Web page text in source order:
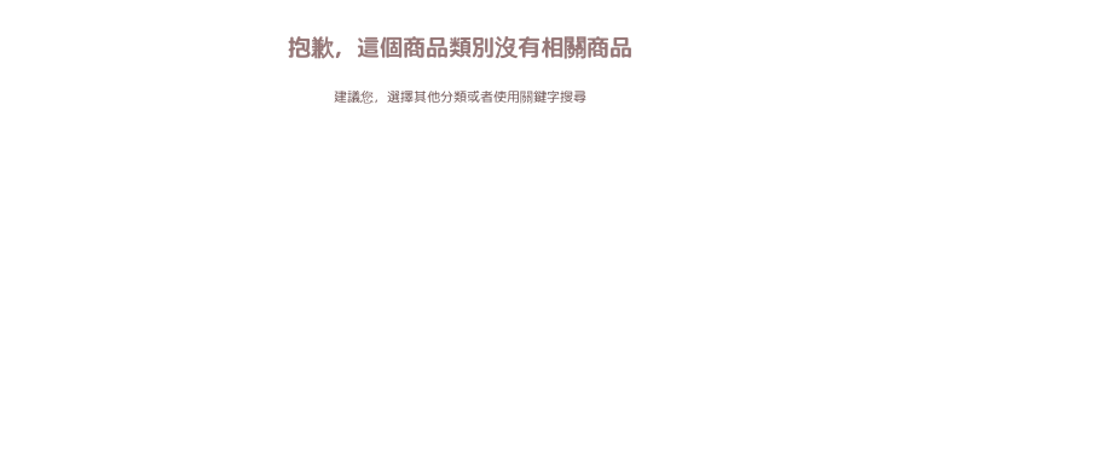
抱歉，這個商品類別沒有相關商品
建議您，選擇其他分類或者使用關鍵字搜尋